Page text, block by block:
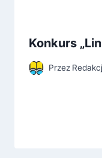
Konkurs
Przez